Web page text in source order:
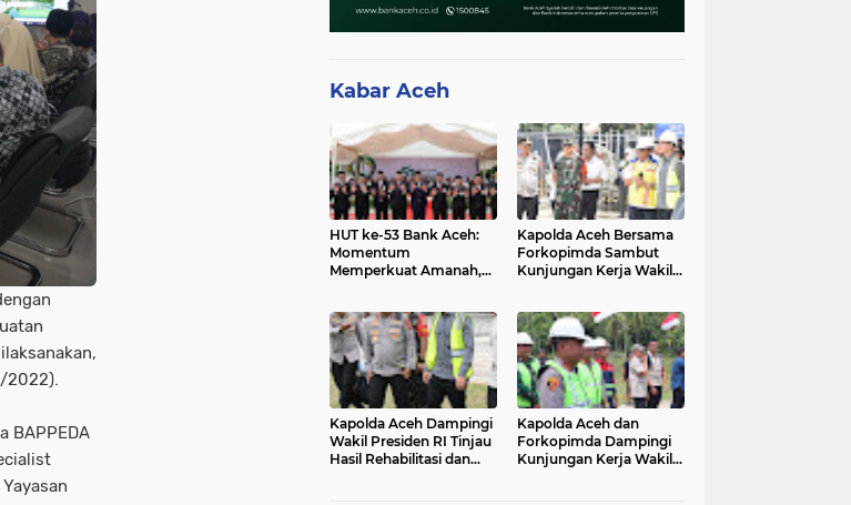
2022).
BAPPEDA
Kabar Aceh
HUT ke-53 Bank Aceh:
Momentum
Memperkuat Amanah,
Kapolda Aceh Bersama
Forkopimda Sambut
Kunjungan Kerja Wakil
Kapolda Aceh Dampingi
Wakil Presiden RI Tinjau
Hasil Rehabilitasi dan
Kapolda Aceh dan
Forkopimda Dampingi
Kunjungan Kerja Wakil